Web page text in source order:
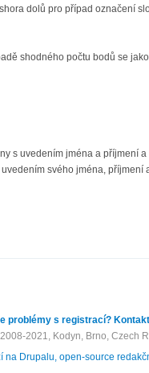
dolů pro případ označení
shodného počtu bodů se
s uvedením jména a
svého jména,
problémy s registrací?
2021, Kodyn, Brno, Czech